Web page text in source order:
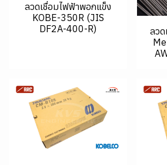
ลวดเชื่อมไฟฟ้าพอกแข็ง
KOBE-350R (JIS
DF2A-400-R)
ลว